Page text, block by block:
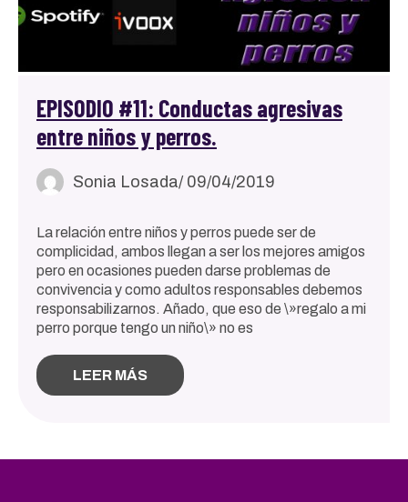
EPISODIO #11: Conductas agresivas
entre niños y perros.
Sonia Losada/ 09/04/2019
La relación entre niños y perros puede ser de
complicidad, ambos llegan a ser los mejores amigos
pero en ocasiones pueden darse problemas de
convivencia y como adultos responsables debemos
responsabilizarnos. Añado, que eso de \»regalo a mi
perro porque tengo un niño\» no es
LEER MÁS